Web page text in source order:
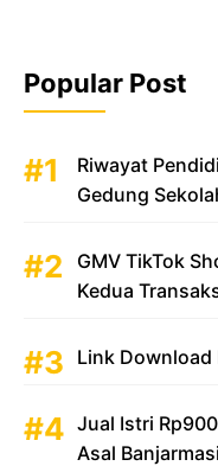
Popular Post
Riwayat
Gedung
GMV TikTok
Kedua
Link Download
Jual Istri
Asal